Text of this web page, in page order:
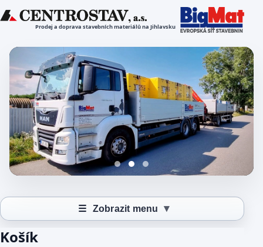
Prodej a doprava stavebních materiálů na Jihlavsku
☰ Zobrazit menu ▾
Košík